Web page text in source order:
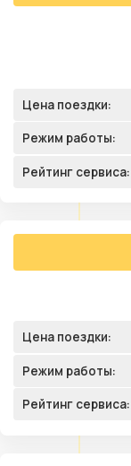
Цена поездки:
Режим работы:
Рейтинг сервиса:
Цена поездки:
Режим работы:
Рейтинг сервиса: